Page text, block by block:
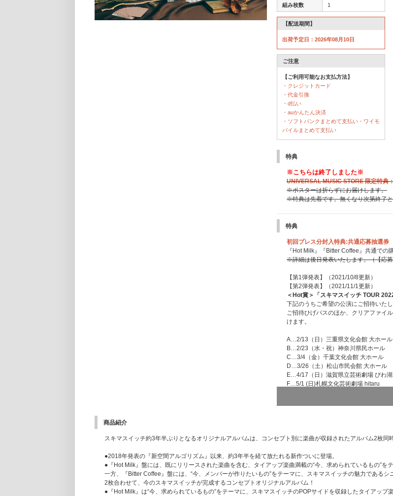
組み枚数 1
【配送期間】
出荷予定日：2026年08月10日
ご注意
【ご利用可能なお支払方法】
・クレジットカード
・代金引換
・d払い
・auかんたん決済
・ソフトバンクまとめて支払い・ワイモ
バイルまとめて支払い
特典
※こちらは終了しました※
UNIVERSAL MUSIC STORE 限定特典
※ポスターは折らずにお届けします。
※特典は先着です。無くなり次第終了
特典
初回プレス分封入特典:共通応募抽選券
『Hot Milk』『Bitter Coffee』共通での
※詳細は後日発表いたします。（【応
【第1弾発表】（2021/10/8更新）
【第2弾発表】（2021/11/1更新）
＜Hot賞＞「スキマスイッチ TOUR
下記のうちご希望の公演にご招待いた
ご招待ひげパスのほか、クリアファイ
けます。
A…2/13（日）三重県文化会館 大ホール
B…2/23（水・祝）神奈川県民ホール
C…3/4（金）千葉文化会館 大ホール
D…3/26（土）松山市民会館 大ホール
E…4/17（日）滋賀県立芸術劇場 びわ
F…5/1 (日)札幌文化芸術劇場 hitaru
演後に開催！
オンラインひげミート＆グリートにご
【キャンペーン応募締切】2021年12月
＜スキマスイッチ賞＞直筆サイン入
商品紹介
スキマスイッチ約3年半ぶりとなるオリジナルアルバムは、コンセプト別に楽曲が収録されたアルバム2枚同
●2018年発表の『新空間アルゴリズム』以来、約3年半を経て放たれる新作ついに登場。
●『Hot Milk』盤には、既にリリースされた楽曲を含む、タイアップ楽曲満載の“今、求められているもの”を
一方、『Bitter Coffee』盤には、“今、メンバーが作りたいもの”をテーマに、スキマスイッチの魅力であるシ
2枚合わせて、今のスキマスイッチが完成するコンセプトオリジナルアルバム！
●『Hot Milk』は“今、求められているもの”をテーマに、スキマスイッチのPOPサイドを収録したタイアップ